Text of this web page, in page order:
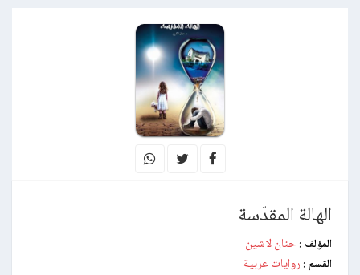
الهالة المقدّسة
المؤلف : حنان لاشين
القسم : روايات عربية